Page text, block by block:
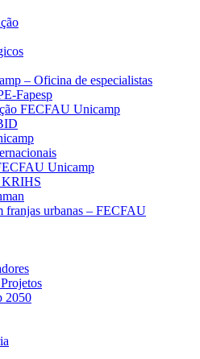
– Oficina de especialistas
Fapesp
FECFAU Unicamp
Unicamp
KRIHS
franjas urbanas – FECFAU
2050